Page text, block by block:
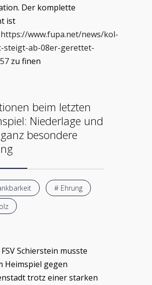
Der komplette
ist
https://www.fupa.net/news/kol-
steigt-ab-08er-gerettet-
zu finen
beim letzten
Niederlage und
besondere
# Ehrung
Schierstein musste
Heimspiel gegen
trotz einer starken